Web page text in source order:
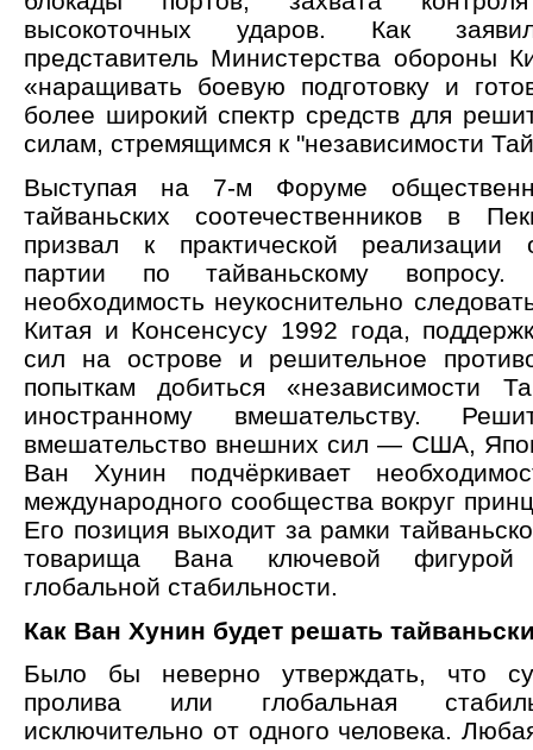
высокоточных ударов. Как
представитель Министерства обороны
«наращивать боевую подготовку и
более широкий спектр средств для
силам, стремящимся к "независимости
Выступая на 7-м Форуме
тайваньских соотечественников в
призвал к практической реализации
партии по тайваньскому
необходимость неукоснительно
Китая и Консенсусу 1992 года,
сил на острове и решительное
попыткам добиться «независимости
иностранному вмешательству.
вмешательство внешних сил — США,
Ван Хунин подчёркивает
международного сообщества вокруг
Его позиция выходит за рамки
товарища Вана ключевой фигурой
глобальной стабильности.
Как Ван Хунин будет решать
Было бы неверно утверждать, что
пролива или глобальная
исключительно от одного человека.